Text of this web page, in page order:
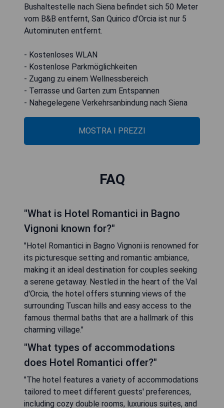
Bushaltestelle nach Siena befindet sich 50 Meter
vom B&B entfernt, San Quirico d'Orcia ist nur 5
Autominuten entfernt.
- Kostenloses WLAN
- Kostenlose Parkmöglichkeiten
- Zugang zu einem Wellnessbereich
- Terrasse und Garten zum Entspannen
- Nahegelegene Verkehrsanbindung nach Siena
MOSTRA I PREZZI
FAQ
"What is Hotel Romantici in Bagno
Vignoni known for?"
"Hotel Romantici in Bagno Vignoni is renowned for
its picturesque setting and romantic ambiance,
making it an ideal destination for couples seeking
a serene getaway. Nestled in the heart of the Val
d'Orcia, the hotel offers stunning views of the
surrounding Tuscan hills and easy access to the
famous thermal baths that are a hallmark of this
charming village."
"What types of accommodations
does Hotel Romantici offer?"
"The hotel features a variety of accommodations
tailored to meet different guests' preferences,
including cozy double rooms, luxurious suites, and